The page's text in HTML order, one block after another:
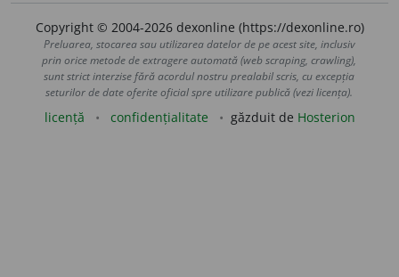
Copyright © 2004-2026 dexonline (https://dexonline.ro)
Preluarea, stocarea sau utilizarea datelor de pe acest site, inclusiv
prin orice metode de extragere automată (web scraping, crawling),
sunt strict interzise fără acordul nostru prealabil scris, cu excepția
seturilor de date oferite oficial spre utilizare publică (vezi licența).
licență confidențialitate găzduit de Hosterion